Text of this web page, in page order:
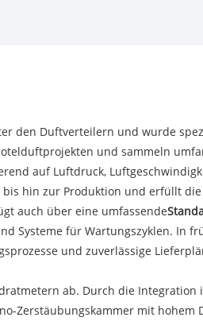
den Duftverteilern und wurde
und sammeln
auf Luftdruck,
hin zur Produktion und erfüllt
auch über eine umfassende
Systeme für Wartungszyklen. In
und zuverlässige
ab. Durch die
Zerstäubungskammer mit